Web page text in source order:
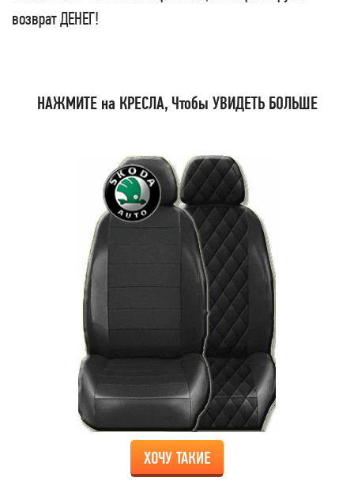
возврат ДЕНЕГ!
НАЖМИТЕ на КРЕСЛА, Чтобы УВИДЕТЬ БОЛЬШЕ
ХОЧУ ТАКИЕ